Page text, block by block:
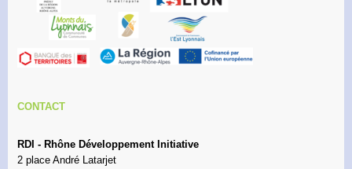
CONTACT
RDI - Rhône Développement Initiative
2 place André Latarjet